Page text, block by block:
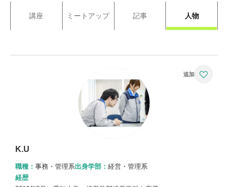
講座 ミートアップ 記事 人物
K.U
職種： 事務・管理系出身学部： 経営・管理系
経歴